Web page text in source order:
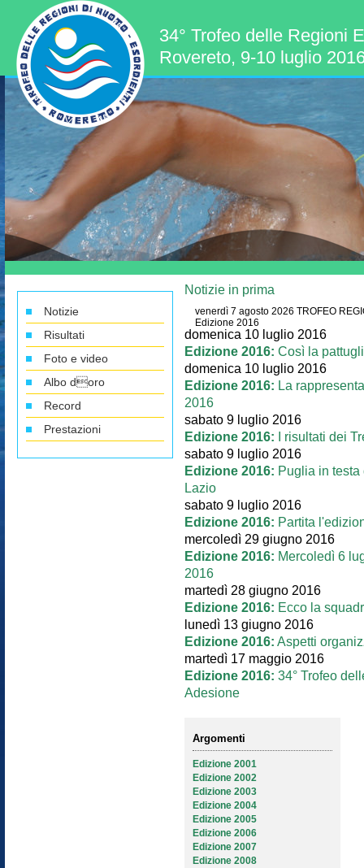
34° Trofeo delle Regioni
Rovereto, 9-10 luglio
Notizie
Risultati
Foto e video
Albo doro
Record
Prestazioni
Notizie in prima
venerdì 7 agosto 2026 TROFEO
Edizione 2016
domenica 10 luglio 2016
Edizione 2016: Così la
domenica 10 luglio 2016
Edizione 2016: La
2016
sabato 9 luglio 2016
Edizione 2016:
I risultati dei
sabato 9 luglio 2016
Edizione 2016: Puglia in
Lazio
sabato 9 luglio 2016
Edizione 2016: Partita
mercoledì 29 giugno 2016
Edizione 2016: Mercoledì 6
2016
martedì 28 giugno 2016
Edizione 2016: Ecco la
lunedì 13 giugno 2016
Edizione 2016: Aspetti
martedì 17 maggio 2016
Edizione 2016: 34° Trofeo
Adesione
Argomenti
Edizione 2001
Edizione 2002
Edizione 2003
Edizione 2004
Edizione 2005
Edizione 2006
Edizione 2007
Edizione 2008